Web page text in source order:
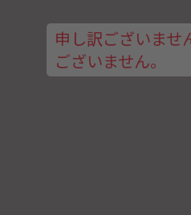
申し訳ございませ
ございません。